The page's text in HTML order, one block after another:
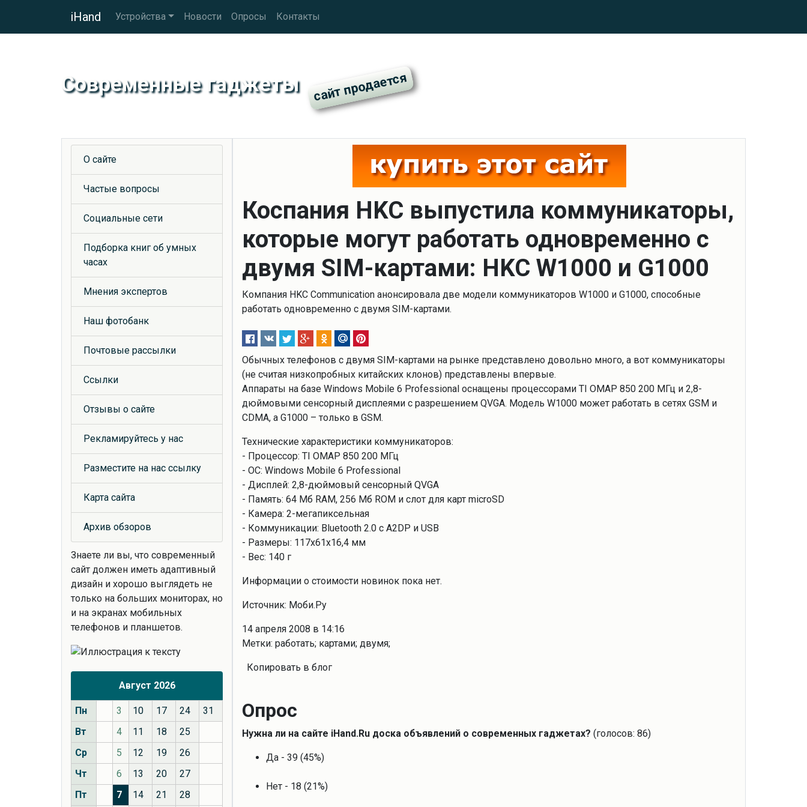
iHand Устройства Новости Опросы Контакты
Современные гаджеты
Коспания HKC выпустила коммуникаторы,
которые могут работать одновременно с
двумя SIM-картами: HKC W1000 и G1000
Компания HKC Communication анонсировала две модели коммуникаторов W1000 и G1000, способные
работать одновременно с двумя SIM-картами.
Обычных телефонов с двумя SIM-картами на рынке представлено довольно много, а вот коммуникаторы
(не считая низкопробных китайских клонов) представлены впервые.
Аппараты на базе Windows Mobile 6 Professional оснащены процессорами TI OMAP 850 200 МГц и 2,8-
дюймовыми сенсорный дисплеями с разрешением QVGA. Модель W1000 может работать в сетях GSM и
CDMA, а G1000 – только в GSM.
Технические характеристики коммуникаторов:
- Процессор: TI OMAP 850 200 МГц
- ОС: Windows Mobile 6 Professional
- Дисплей: 2,8-дюймовый сенсорный QVGA
- Память: 64 Мб RAM, 256 Мб ROM и слот для карт microSD
- Камера: 2-мегапиксельная
- Коммуникации: Bluetooth 2.0 с A2DP и USB
- Размеры: 117х61х16,4 мм
- Вес: 140 г
Информации о стоимости новинок пока нет.
Источник: Моби.Ру
14 апреля 2008 в 14:16
Метки: работать; картами; двумя;
Копировать в блог
Опрос
Нужна ли на сайте iHand.Ru доска объявлений о современных гаджетах? (голосов: 86)
Да - 39 (45%)
Нет - 18 (21%)
О сайте
Частые вопросы
Социальные сети
Подборка книг об умных
часах
Мнения экспертов
Наш фотобанк
Почтовые рассылки
Ссылки
Отзывы о сайте
Рекламируйтесь у нас
Разместите на нас ссылку
Карта сайта
Архив обзоров
Знаете ли вы, что современный
сайт должен иметь адаптивный
дизайн и хорошо выглядеть не
только на больших мониторах, но
и на экранах мобильных
телефонов и планшетов.
Август 2026
Пн 3 10 17 24
31
Вт
4 11 18
25
Ср
5 12 19
26
Чт
6 13 20
27
Пт
7 14 21 28